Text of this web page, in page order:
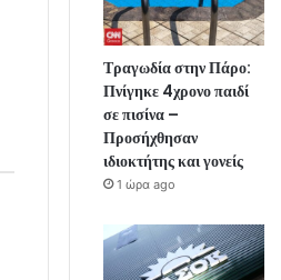
Τραγωδία στην Πάρο:
Πνίγηκε 4χρονο παιδί
σε πισίνα –
Προσήχθησαν
ιδιοκτήτης και γονείς
1 ώρα ago